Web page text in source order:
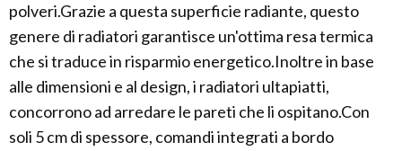
polveri.Grazie a questa superficie radiante, questo
genere di radiatori garantisce un'ottima resa termica
che si traduce in risparmio energetico.Inoltre in base
alle dimensioni e al design, i radiatori ultapiatti,
concorrono ad arredare le pareti che li ospitano.Con
soli 5 cm di spessore, comandi integrati a bordo